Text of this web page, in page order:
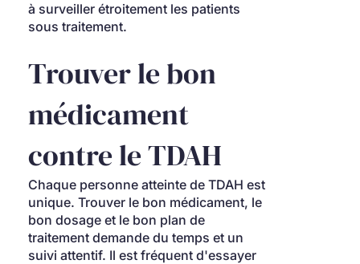
à surveiller étroitement les patients
sous traitement.
Trouver le bon
médicament
contre le TDAH
Chaque personne atteinte de TDAH est
unique. Trouver le bon médicament, le
bon dosage et le bon plan de
traitement demande du temps et un
suivi attentif. Il est fréquent d'essayer